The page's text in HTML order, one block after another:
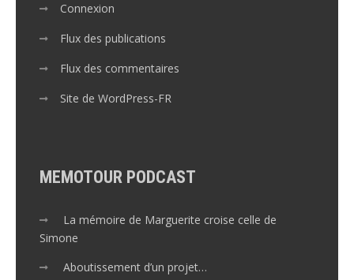
Connexion
Flux des publications
Flux des commentaires
Site de WordPress-FR
MEMOTOUR PODCAST
La mémoire de Marguerite croise celle de
Simone
Aboutissement d’un projet…